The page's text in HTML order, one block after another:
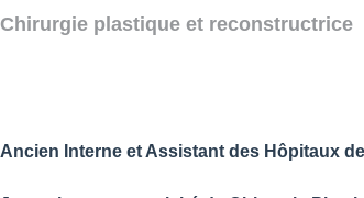
Chirurgie plastique et reconstructrice
Ancien Interne et Assistant des Hôpitaux